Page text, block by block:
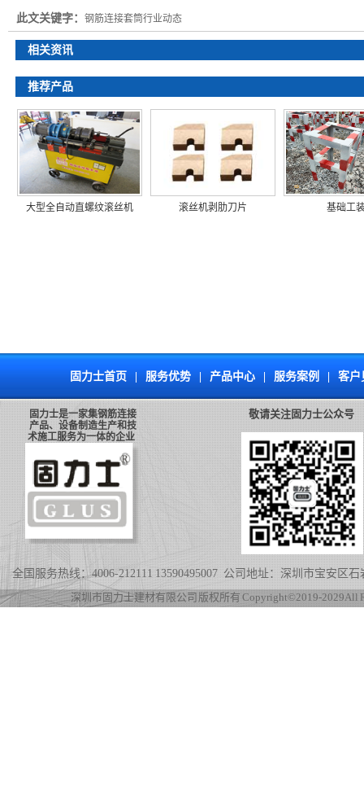
此文关键字： 钢筋连接套筒行业动态
相关资讯
推荐产品
大型全自动直螺纹滚丝机 滚丝机剥肋刀片 基础工
固力士首页 服务优势 产品中心 服务案例 客户
固力士是一家集钢筋连接
产品、设备制造生产和技
术施工服务为一体的企业
敬请关注固力士公众号
全国服务热线：4006-212111 13590495007 公司地址：深圳市宝安区
深圳市固力士建材有限公司 版权所有 Copyright©2019-2029 All